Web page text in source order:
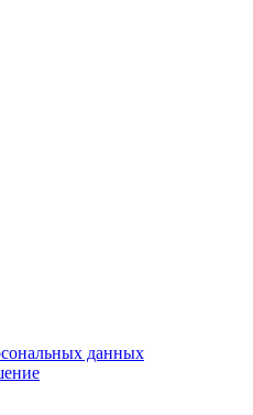
данных